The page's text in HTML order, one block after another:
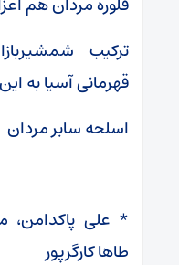
ترکیب
قهرمانی آسیا به
اسلحه سابر مردان
* علی پاکدامن،
طاها کارگرپور